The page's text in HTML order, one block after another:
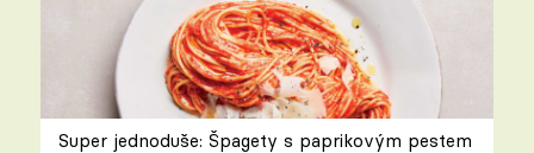
Super jednoduše: Špagety s paprikovým pestem